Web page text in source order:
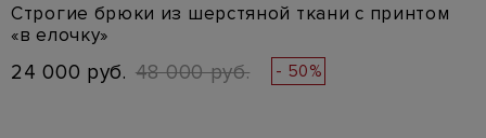
Строгие брюки из шерстяной ткани с принтом
«в елочку»
24 000 руб. 48 000 руб. - 50%